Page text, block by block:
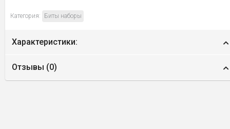
Категория: Биты наборы
Характеристики:
Отзывы (0)